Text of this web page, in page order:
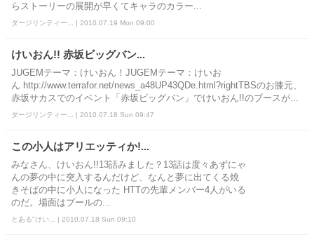
らストーリーの展開が早くてキャラのカラー...
ダージリンティー... | 2010.07.19 Mon 09:00
けいおん!! 赤坂ビッグバン...
JUGEMテーマ：けいおん！JUGEMテーマ：けいお
ん http://www.terrafor.net/news_a48UP43QDe.html?rightTBSのお膝元、
赤坂サカスでのイベント「赤坂ビッグバン」でけいおん!!のブースが...
ダージリンティー... | 2010.07.18 Sun 09:47
この小人はアリエッティか!...
みなさん、けいおん!!13話みました？13話は度々あずにゃ
んの夢の中に突入するんだけど、なんと夢に出てくる焼
きそばの中に小人になった HTTの先輩メンバー4人がいる
のだ。場面はプールの...
とある"けい... | 2010.07.18 Sun 09:10